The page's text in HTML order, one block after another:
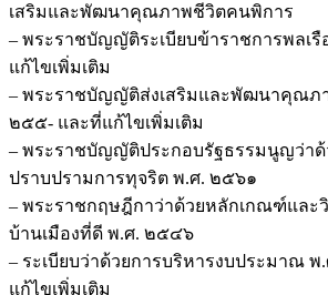
เสริมและพัฒนาคุณภาพชีวิตคนพิการ
– พระราชบัญญัติระเบียบข้าราชการพลเ
แก้ไขเพิ่มเติม
– พระราชบัญญัติส่งเสริมและพัฒนาคุณภ
๒๕๕- และที่แก้ไขเพิ่มเติม
– พระราชบัญญัติประกอบรัฐธรรมนูญว่าด้
ปราบปรามการทุจริต พ.ศ. ๒๕๖๑
– พระราชกฤษฎีกาว่าด้วยหลักเกณฑ์และ
บ้านเมืองที่ดี พ.ศ. ๒๕๔๖
– ระเบียบว่าด้วยการบริหารงบประมาณ
แก้ไขเพิ่มเติม